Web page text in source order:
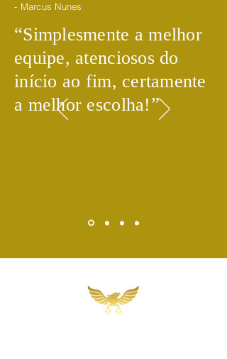
- Marcus Nunes
​“Simplesmente a melhor
equipe, atenciosos do
início ao fim, certamente
a melhor escolha!​”